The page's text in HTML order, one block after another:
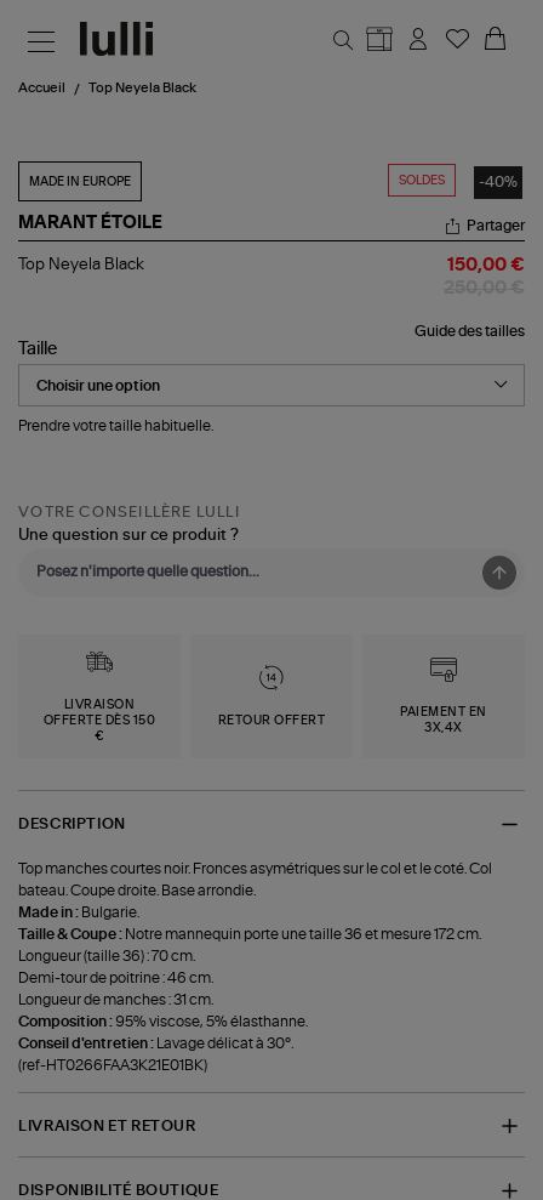
Accueil Top Neyela Black
SOLDES -40%
MADE IN EUROPE
MARANT ÉTOILE
Top
Partager
Top Neyela Black 150,00 €
Guide des tailles
Taille
Prendre votre taille habituelle.
VOTRE CONSEILLÈRE LULLI
Une question sur ce produit ?
LIVRAISON
OFFERTE DÈS 150
€
RETOUR OFFERT
PAIEMENT EN
3X,4X
DESCRIPTION
Top manches courtes noir. Fronces asymétriques sur le col et le coté. Col
bateau. Coupe droite. Base arrondie.
Made in : Bulgarie.
Taille & Coupe : Notre mannequin porte une taille 36 et mesure 172 cm.
Longueur (taille 36) : 70 cm.
Demi-tour de poitrine : 46 cm.
Longueur de manches : 31 cm.
Composition : 95% viscose, 5% élasthanne.
Conseil d'entretien :
Lavage délicat à 30°.
(ref-HT0266FAA3K21E01BK)
LIVRAISON ET RETOUR
DISPONIBILITÉ BOUTIQUE